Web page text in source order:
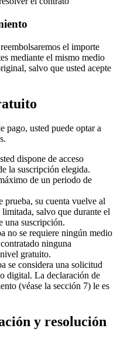
el importe
mediante el mismo medio
salvo que usted acepte
pago, usted puede optar a
dispone de acceso
la suscripción elegida.
de un periodo de
su cuenta vuelve al
salvo que durante el
una suscripción.
no se requiere ningún medio
ninguna
gratuito.
se considera una solicitud
digital. La declaración de
(véase la sección 7) le es
y resolución